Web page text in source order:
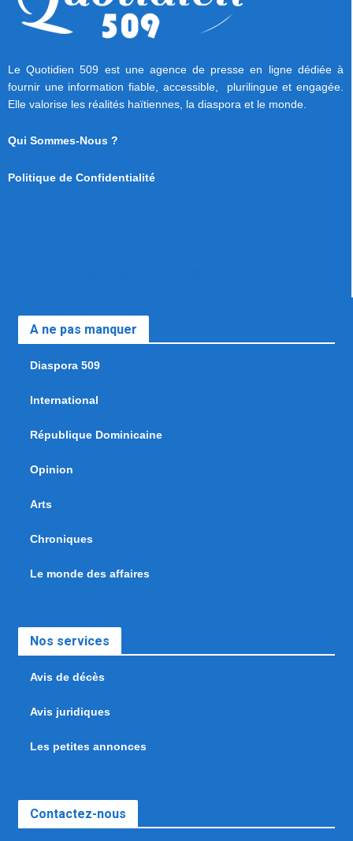
Le Quotidien 509 est une agence de presse en ligne dédiée à
fournir une information fiable, accessible, plurilingue et engagée.
Elle valorise les réalités haïtiennes, la diaspora et le monde.
Qui Sommes-Nous ?
Politique de Confidentialité
A ne pas manquer
Diaspora 509
International
République Dominicaine
Opinion
Arts
Chroniques
Le monde des affaires
Nos services
Avis de décès
Avis juridiques
Les petites annonces
Contactez-nous